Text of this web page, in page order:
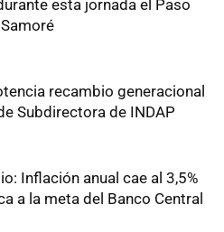
esta jornada el Paso
recambio generacional
Subdirectora de INDAP
Inflación anual cae al 3,5%
a la meta del Banco Central